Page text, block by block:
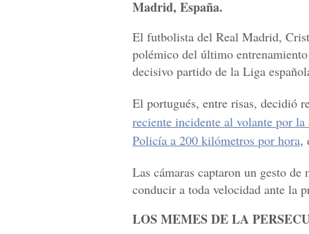
Madrid, España.
El futbolista del Real Madrid,
polémico del último
decisivo partido de la Liga
El portugués, entre risas, decidió
reciente incidente al volante por
Policía a 200 kilómetros por hora,
Las cámaras captaron un gesto
conducir a toda velocidad ante la
LOS MEMES DE LA